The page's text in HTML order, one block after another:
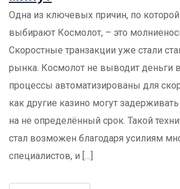
Одна из ключевых причин, по
выбирают Космолот, – это
Скоростные транзакции уже стали
рынка. Космолот не выводит деньги
процессы автоматизированы для
как другие казино могут
на не определённый срок. Такой
стал возможен благодаря усилиям
специалистов, и […]